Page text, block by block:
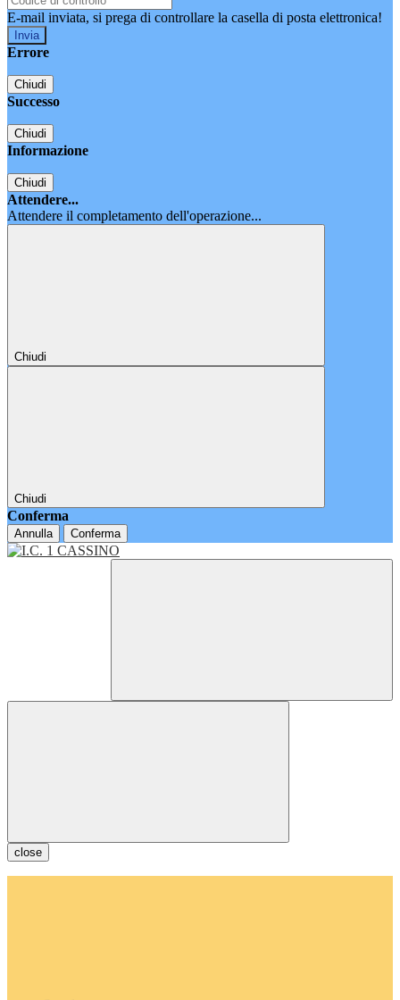
E-mail inviata, si prega di controllare la casella di posta elettronica!
Errore
Chiudi
Successo
Chiudi
Informazione
Chiudi
Attendere...
Attendere il completamento dell'operazione...
Chiudi
Chiudi
Conferma
Annulla Conferma
close